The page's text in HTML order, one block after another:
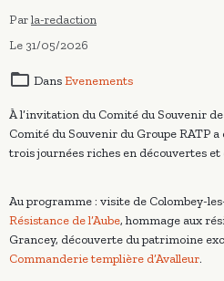
Parla-redaction
Le 31/05/2026
DansEvenements
À l’invitation du Comité du Souvenir
Comité du Souvenir du Groupe RATP
trois journées riches en découvertes et
Au programme : visite de Colombey-
Résistance de l’Aube, hommage aux
Grancey, découverte du patrimoine
Commanderie templière d’Avalleur.